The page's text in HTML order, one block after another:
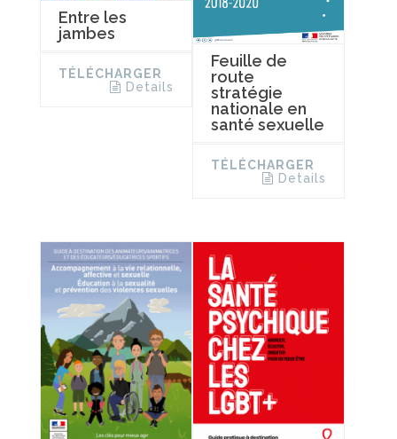
Entre les
jambes
TÉLÉCHARGER
Details
Feuille de
route
stratégie
nationale en
santé sexuelle
TÉLÉCHARGER
Details